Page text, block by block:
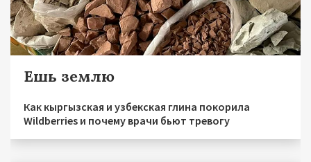
Ешь землю
Как кыргызская и узбекская глина покорила
Wildberries и почему врачи бьют тревогу